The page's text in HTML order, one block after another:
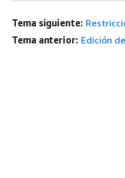
Tema siguiente:
Tema anterior: Edición